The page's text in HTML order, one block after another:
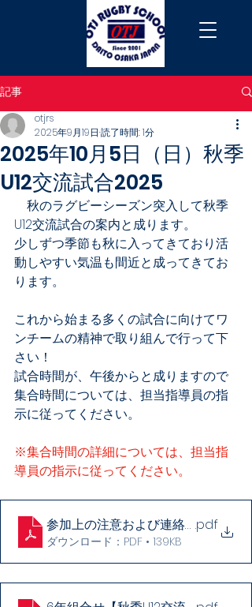
記事
2025年10月5日（日）秋季
U12交流試合2025
otjrs
2025年9月19日 読了時間: 1分
秋のラグビーシーズン突入して秋季
U12交流試合の案内と成ります。
少しずつ季節も秋に入ってきており活
動しやすい気温も間近と成ってきてお
ります。
これから始まる多くの試合に向けてワ
ンチームの精神で取り組んで行って下
さい！
試合時間が、午後からと成りますので
集合時間については、担当指導員の指
示に従ってください。
※集合時間の詳細については、担当指
導員の指示に従ってください。
参加上の注意および連絡事項【秋季
.pdf
ダウンロード：PDF • 139KB